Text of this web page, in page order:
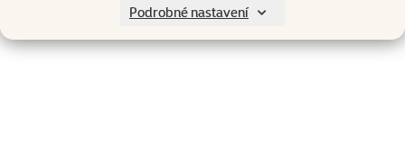
Podrobné nastavení